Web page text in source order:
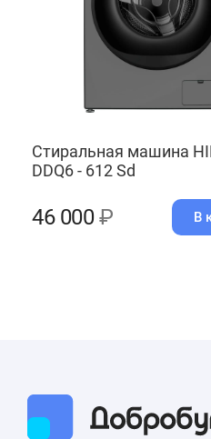
Стиральная машина
DDQ6 - 612 Sd
46 000₽ В